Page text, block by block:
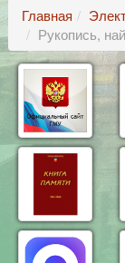
Главная
Рукопись,